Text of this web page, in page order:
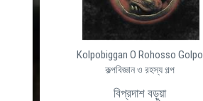
Kolpobiggan O Rohosso Golpo
কল্পবিজ্ঞান ও রহস্য গল্প
বিপ্রদাশ বড়ুয়া